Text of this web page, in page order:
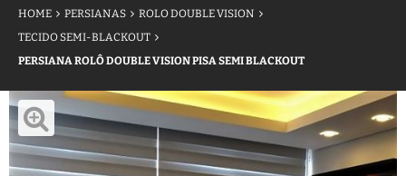
HOME PERSIANAS
ROLO DOUBLE VISION
TECIDO SEMI-BLACKOUT
PERSIANA ROLÔ DOUBLE VISION PISA SEMI BLACKOUT